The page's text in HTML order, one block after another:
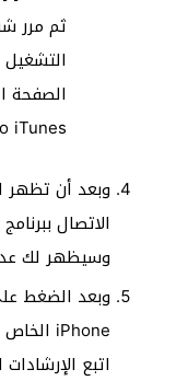
ثم مرر
iTunes.
وسيظهر لك
وبعد الضغط
iPhone الخاص بك إلى حالة المصنع.
اتبع